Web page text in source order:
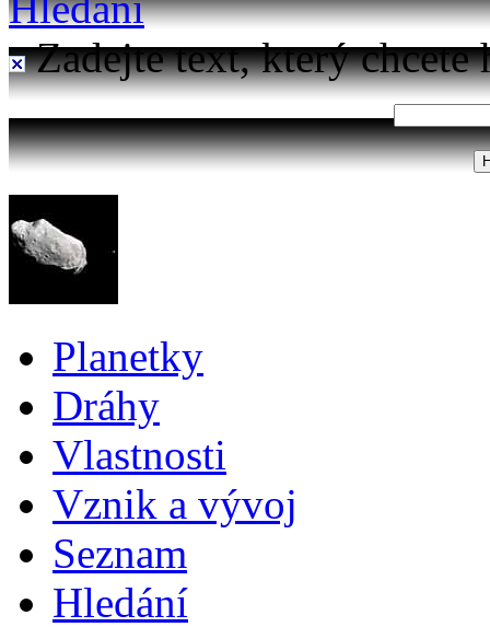
Zadejte text, který chcete
Planetky
Dráhy
Vlastnosti
Vznik a vývoj
Seznam
Hledání